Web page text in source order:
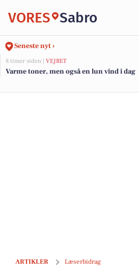
VORES Sabro
Seneste nyt ›
8 timer siden | VEJRET
Varme toner, men også en lun vind i dag
ARTIKLER Læserbidrag
Folkekirkens Nødhjælp i Sabro